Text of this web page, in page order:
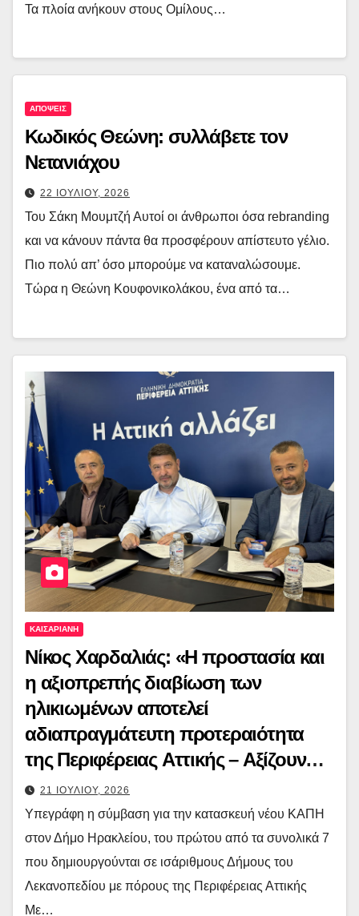
Τα πλοία ανήκουν στους Ομίλους…
ΑΠΟΨΕΙΣ
Κωδικός Θεώνη: συλλάβετε τον
Νετανιάχου
22 ΙΟΥΛΙΟΥ, 2026
Του Σάκη Μουμτζή Αυτοί οι άνθρωποι όσα rebranding
και να κάνουν πάντα θα προσφέρουν απίστευτο γέλιο.
Πιο πολύ απ’ όσο μπορούμε να καταναλώσουμε.
Τώρα η Θεώνη Κουφονικολάκου, ένα από τα…
ΚΑΙΣΑΡΙΑΝΗ
Νίκος Χαρδαλιάς: «Η προστασία και
η αξιοπρεπής διαβίωση των
ηλικιωμένων αποτελεί
αδιαπραγμάτευτη προτεραιότητα
της Περιφέρειας Αττικής – Αξίζουν
τον σεβασμό και τη φροντίδα μας»
21 ΙΟΥΛΙΟΥ, 2026
Υπεγράφη η σύμβαση για την κατασκευή νέου ΚΑΠΗ
στον Δήμο Ηρακλείου, του πρώτου από τα συνολικά 7
που δημιουργούνται σε ισάριθμους Δήμους του
Λεκανοπεδίου με πόρους της Περιφέρειας Αττικής
Με…